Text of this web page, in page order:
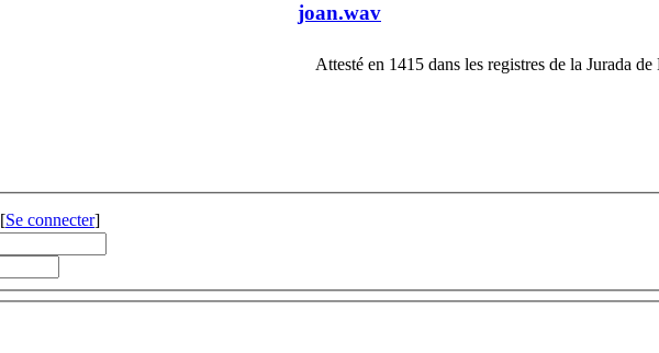
joan.wav
Attesté en 1415 dans les registres de la Jurada
[Se connecter]